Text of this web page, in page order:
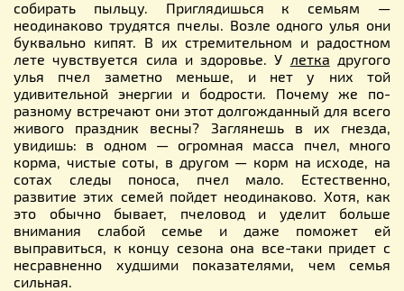
собирать пыльцу. Приглядишься к семьям —
неодинаково трудятся пчелы. Возле одного улья они
буквально кипят. В их стремительном и радостном
лете чувствуется сила и здоровье. У летка другого
улья пчел заметно меньше, и нет у них той
удивительной энергии и бодрости. Почему же по-
разному встречают они этот долгожданный для всего
живого праздник весны? Заглянешь в их гнезда,
увидишь: в одном — огромная масса пчел, много
корма, чистые соты, в другом — корм на исходе, на
сотах следы поноса, пчел мало. Естественно,
развитие этих семей пойдет неодинаково. Хотя, как
это обычно бывает, пчеловод и уделит больше
внимания слабой семье и даже поможет ей
выправиться, к концу сезона она все-таки придет с
несравненно худшими показателями, чем семья
сильная.